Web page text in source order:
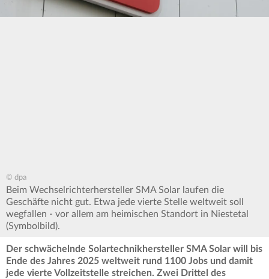
© dpa
Beim Wechselrichterhersteller SMA Solar laufen die
Geschäfte nicht gut. Etwa jede vierte Stelle weltweit soll
wegfallen - vor allem am heimischen Standort in Niestetal
(Symbolbild).
Der schwächelnde Solartechnikhersteller SMA Solar will bis
Ende des Jahres 2025 weltweit rund 1100 Jobs und damit
jede vierte Vollzeitstelle streichen. Zwei Drittel des